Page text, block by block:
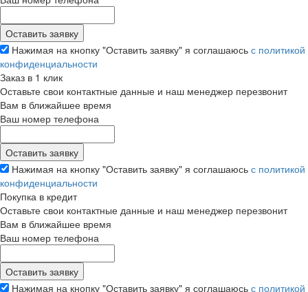
Нажимая на кнопку "Оставить заявку" я соглашаюсь с политикой
конфиденциальности
Заказ в 1 клик
Оставьте свои контактные данные и наш менеджер перезвонит
Вам в ближайшее время
Ваш номер телефона
Нажимая на кнопку "Оставить заявку" я соглашаюсь с политикой
конфиденциальности
Покупка в кредит
Оставьте свои контактные данные и наш менеджер перезвонит
Вам в ближайшее время
Ваш номер телефона
Нажимая на кнопку "Оставить заявку" я соглашаюсь с политикой